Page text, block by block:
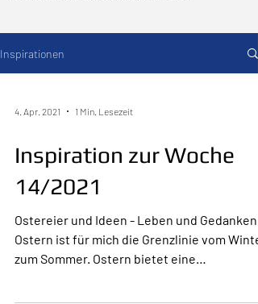
Inspirationen
4. Apr. 2021 1 Min. Lesezeit
Inspiration zur Woche
14/2021
Ostereier und Ideen - Leben und Gedanken!
Ostern ist für mich die Grenzlinie vom
zum Sommer. Ostern bietet eine